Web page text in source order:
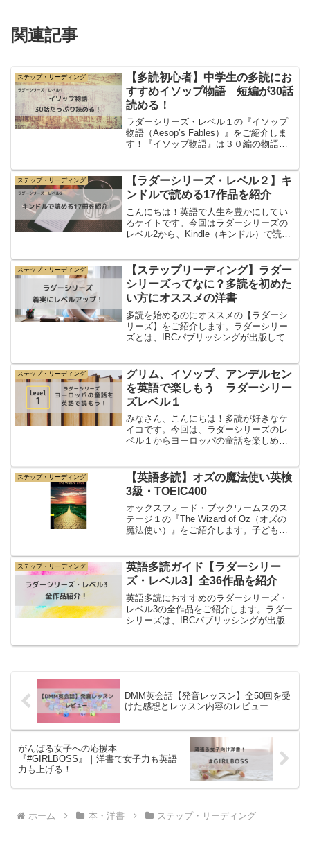
関連記事
ステップ・リーディング
【多読初心者】中学生の多読にお
すすめイソップ物語 短編が30話
読める！
ラダーシリーズ・レベル１の『イソップ
物語（Aesop’s Fables）』をご紹介しま
す！『イソップ物語』は３０編の物語が
の一冊です。短編ばかりなので、短いス
トーリーだ...
ステップ・リーディング
【ラダーシリーズ・レベル２】キ
ンドルで読める17作品を紹介
こんにちは！英語で人生を豊かにしてい
るケイトです。今回はラダーシリーズの
レベル2から、Kindle（キンドル）で読め
ってとっても便利。カバンに入れてもか
さば...
ステップ・リーディング
【ステップリーディング】ラダー
シリーズってなに？多読を初めた
い方にオススメの洋書
多読を始めるのにオススメの【ラダーシ
リーズ】をご紹介します。ラダーシリー
ズとは、IBCパブリッシングが出版してい
レベルに合わせて洋書を楽しむことがで
きます。中学英語から...
ステップ・リーディング
グリム、イソップ、アンデルセン
を英語で楽しもう ラダーシリー
ズレベル１
みなさん、こんにちは！多読が好きなケ
イコです。今回は、ラダーシリーズのレ
ベル１からヨーロッパの童話を楽しめる
デルセンを楽しめます。全部で５冊。童
話好きなら最高に楽しめる...
ステップ・リーディング
【英語多読】オズの魔法使い英検
3級・TOEIC400
オックスフォード・ブックワームスのス
テージ１の『The Wizard of Oz（オズの
魔法使い）』をご紹介します。子どもの
ら、大ヒットした児童文学。日本でも人
気のオ...
ステップ・リーディング
英語多読ガイド【ラダーシリー
ズ・レベル3】全36作品を紹介
英語多読におすすめのラダーシリーズ・
レベル3の全作品をご紹介します。ラダー
シリーズは、IBCパブリッシングが出版し
DMM英会話【発音レッスン】全50回を受
けた感想とレッスン内容のレビュー
がんばる女子への応援本
『#GIRLBOSS』｜洋書で女子力も英語
力も上げる！
ホーム 本・洋書 ステップ・リーディング